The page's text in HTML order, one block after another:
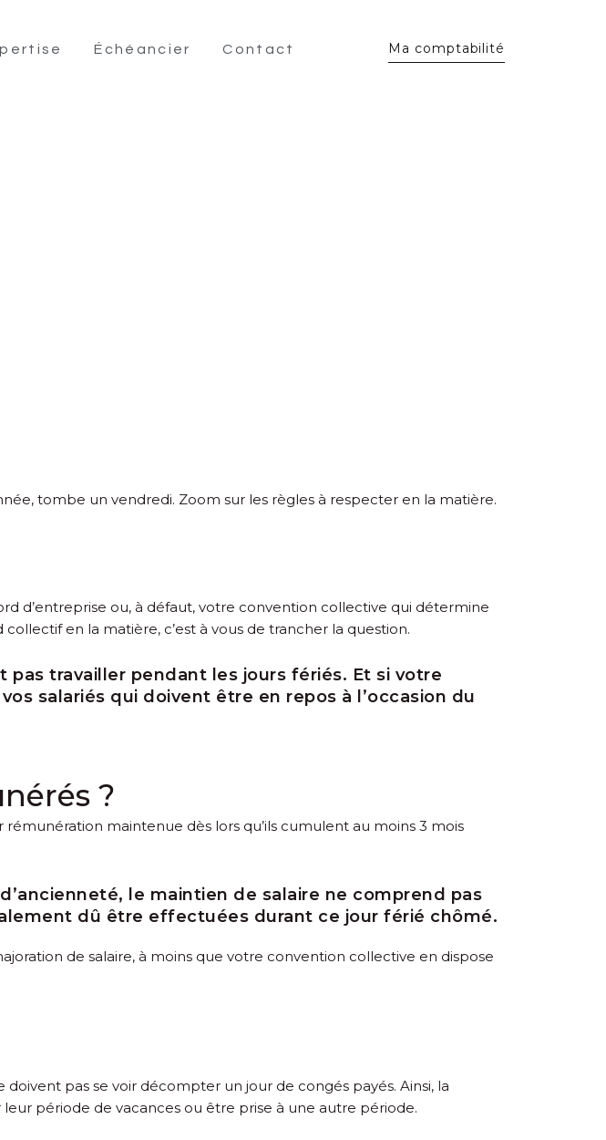
Échéancier Contact Ma comptabilité
tombe un vendredi. Zoom sur les règles à respecter en la matière.
d’entreprise ou, à défaut, votre convention collective qui détermine
en la matière, c’est à vous de trancher la question.
pas travailler pendant les jours fériés. Et si votre
salariés qui doivent être en repos à l’occasion du
?
maintenue dès lors qu’ils cumulent au moins 3 mois
le maintien de salaire ne comprend pas
dû être effectuées durant ce jour férié chômé.
de salaire, à moins que votre convention collective en dispose
pas se voir décompter un jour de congés payés. Ainsi, la
période de vacances ou être prise à une autre période.